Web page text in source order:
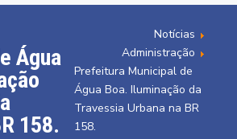
Água
158.
Notícias
Administração
Prefeitura Municipal de
Água Boa. Iluminação da
Travessia Urbana na BR
158.